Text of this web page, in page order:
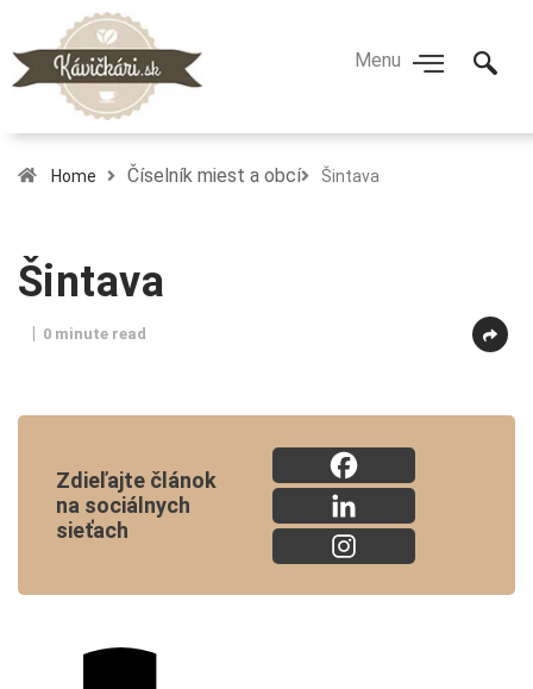
Home Číselník miest a obcí Šintava
Šintava
0 minute read
Zdieľajte článok
na sociálnych
sieťach